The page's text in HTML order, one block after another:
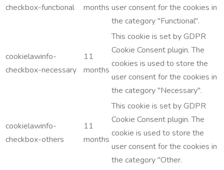
checkbox-functional
months user consent for the cookies in
the category "Functional".
cookielawinfo-
checkbox-necessary
11
months
This cookie is set by GDPR
Cookie Consent plugin. The
cookies is used to store the
user consent for the cookies in
the category "Necessary".
cookielawinfo-
checkbox-others
11
months
This cookie is set by GDPR
Cookie Consent plugin. The
cookie is used to store the
user consent for the cookies in
the category "Other.